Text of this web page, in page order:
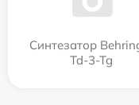
Синтезатор
Td-3-Tg